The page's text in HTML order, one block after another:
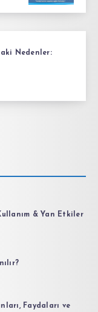
Nedenler:
& Yan Etkiler
Faydaları ve